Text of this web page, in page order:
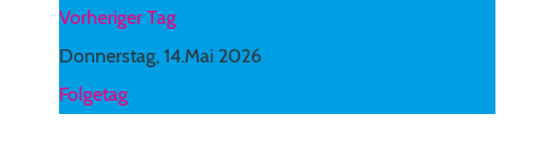
Vorheriger Tag
Donnerstag, 14.Mai 2026
Folgetag